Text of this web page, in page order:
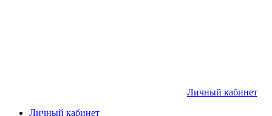
Личный кабинет
Личный кабинет